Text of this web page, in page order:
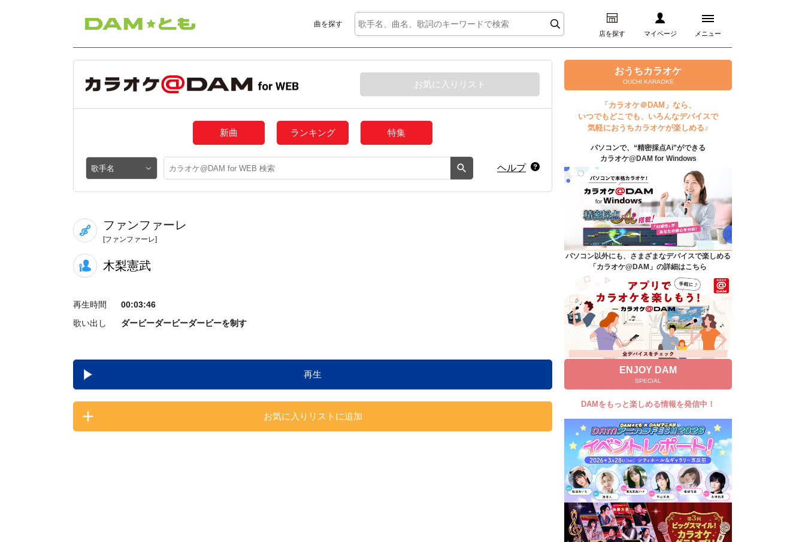
曲を探す
店を探す マイページ メニュー
ログイン
マイページ
プレミアムサービス
DAM★とも動画
DAM★とも録音
カラオケ＠DAM
ユーザー検索
キャンペーン
よくあるご質問
DAMの新曲・ランキングなど
カラオケ最新情報をチェック！
自宅でカラオケ歌い放題！
家族や友達と一緒に！練習にも！
お気に入りリスト
新曲 ランキング 特集
ヘルプ
ファンファーレ
[ファンファーレ]
木梨憲武
再生時間
00:03:46
歌い出し
ダービーダービーダービーを制す
再生
お気に入りリストに追加
おうちカラオケ
OUCHI KARAOKE
「カラオケ＠DAM」なら、
いつでもどこでも、いろんなデバイスで
気軽におうちカラオケが楽しめる♪
パソコンで、“精密採点Ai”ができる
カラオケ@DAM for Windows
パソコン以外にも、さまざまなデバイスで楽しめる
「カラオケ@DAM」の詳細はこちら
ENJOY DAM
SPECIAL
DAMをもっと楽しめる情報を発信中！